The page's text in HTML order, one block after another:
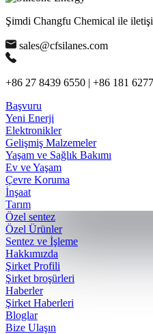
Şimdi Changfu Chemical ile
sales@cfsilanes.com
+86 27 8439 6550 | +86 181
Başvuru
Yeni Enerji
Elektronikler
Gelişmiş Malzemeler
Yaşam ve Sağlık Bakımı
Ev ve Yaşam
Çevre Koruma
İnşaat
Tarım
Özel sentez
Özel Ürünler
Sentez ve İşleme
Hakkımızda
Şirket Profili
Şirket broşürleri
Haberler
Şirket Haberleri
Bloglar
Bize Ulaşın